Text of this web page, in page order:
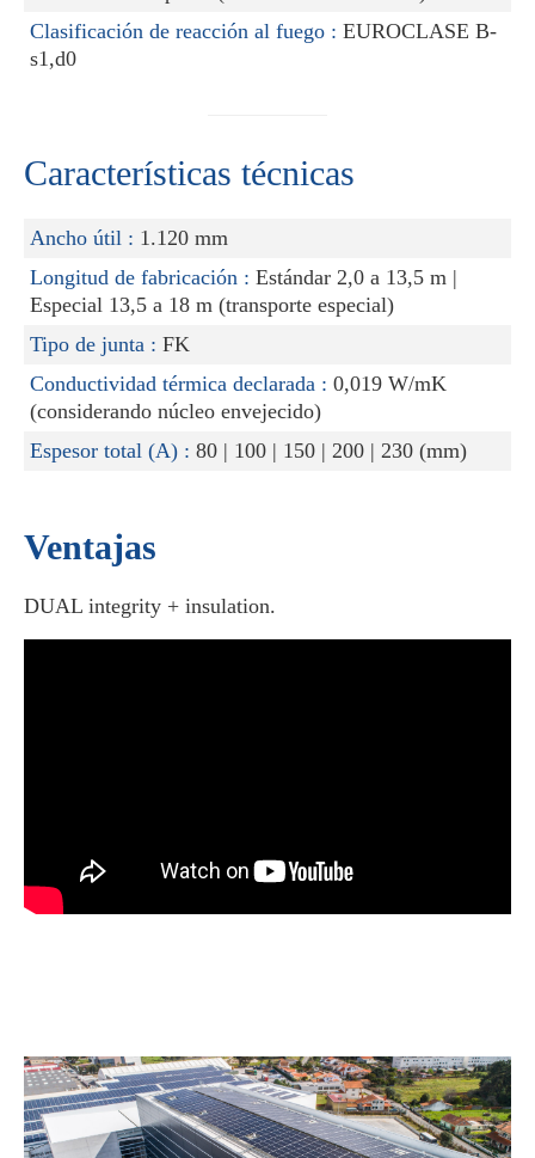
Clasificación de reacción al fuego : EUROCLASE B-
s1,d0
Características técnicas
Ancho útil : 1.120 mm
Longitud de fabricación : Estándar 2,0 a 13,5 m |
Especial 13,5 a 18 m (transporte especial)
Tipo de junta : FK
Conductividad térmica declarada : 0,019 W/mK
(considerando núcleo envejecido)
Espesor total (A) : 80 | 100 | 150 | 200 | 230 (mm)
Ventajas
DUAL integrity + insulation.